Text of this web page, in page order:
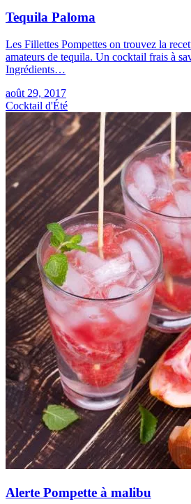
Tequila Paloma
Les Fillettes Pompettes on trouvez la
amateurs de tequila. Un cocktail frais à
Ingrédients…
août 29, 2017
Cocktail d'Été
Alerte Pompette à malibu